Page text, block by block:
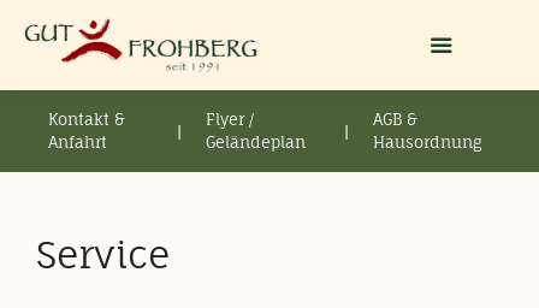
Kontakt &
Anfahrt
|
Flyer /
Geländeplan
|
AGB &
Hausordnung
Service